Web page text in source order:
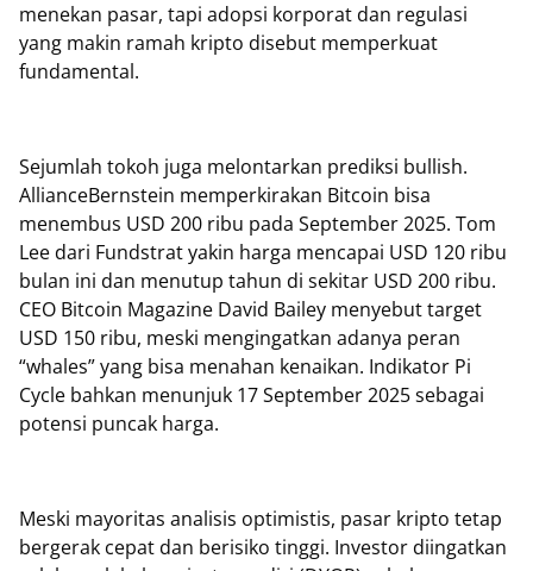
menekan pasar, tapi adopsi korporat dan regulasi
yang makin ramah kripto disebut memperkuat
fundamental.
Sejumlah tokoh juga melontarkan prediksi bullish.
AllianceBernstein memperkirakan Bitcoin bisa
menembus USD 200 ribu pada September 2025. Tom
Lee dari Fundstrat yakin harga mencapai USD 120 ribu
bulan ini dan menutup tahun di sekitar USD 200 ribu.
CEO Bitcoin Magazine David Bailey menyebut target
USD 150 ribu, meski mengingatkan adanya peran
“whales” yang bisa menahan kenaikan. Indikator Pi
Cycle bahkan menunjuk 17 September 2025 sebagai
potensi puncak harga.
Meski mayoritas analisis optimistis, pasar kripto tetap
bergerak cepat dan berisiko tinggi. Investor diingatkan